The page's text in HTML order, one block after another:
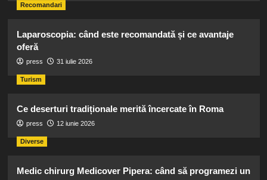
Recomandari
Laparoscopia: când este recomandată și ce avantaje
oferă
press 31 iulie 2026
Turism
Ce deserturi tradiționale merită încercate în Roma
press 12 iunie 2026
Diverse
Medic chirurg Medicover Pipera: când să programezi un